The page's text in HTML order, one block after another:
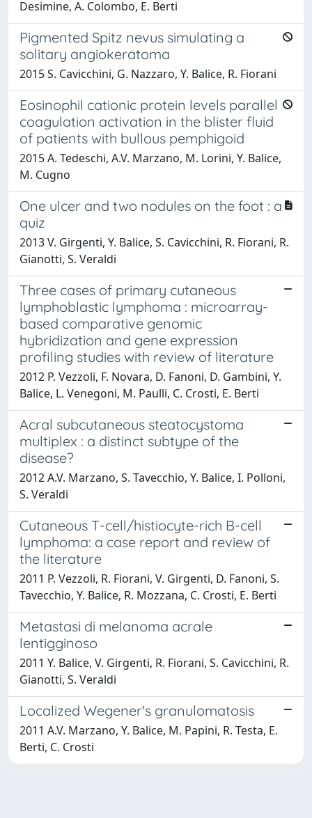
Desimine, A. Colombo, E. Berti
Pigmented Spitz nevus simulating a
solitary angiokeratoma
2015 S. Cavicchini, G. Nazzaro, Y. Balice, R. Fiorani
Eosinophil cationic protein levels parallel
coagulation activation in the blister fluid
of patients with bullous pemphigoid
2015 A. Tedeschi, A.V. Marzano, M. Lorini, Y. Balice,
M. Cugno
One ulcer and two nodules on the foot : a
quiz
2013 V. Girgenti, Y. Balice, S. Cavicchini, R. Fiorani, R.
Gianotti, S. Veraldi
Three cases of primary cutaneous
lymphoblastic lymphoma : microarray-
based comparative genomic
hybridization and gene expression
profiling studies with review of literature
2012 P. Vezzoli, F. Novara, D. Fanoni, D. Gambini, Y.
Balice, L. Venegoni, M. Paulli, C. Crosti, E. Berti
Acral subcutaneous steatocystoma
multiplex : a distinct subtype of the
disease?
2012 A.V. Marzano, S. Tavecchio, Y. Balice, I. Polloni,
S. Veraldi
Cutaneous T-cell/histiocyte-rich B-cell
lymphoma: a case report and review of
the literature
2011 P. Vezzoli, R. Fiorani, V. Girgenti, D. Fanoni, S.
Tavecchio, Y. Balice, R. Mozzana, C. Crosti, E. Berti
Metastasi di melanoma acrale
lentigginoso
2011 Y. Balice, V. Girgenti, R. Fiorani, S. Cavicchini, R.
Gianotti, S. Veraldi
Localized Wegener's granulomatosis
2011 A.V. Marzano, Y. Balice, M. Papini, R. Testa, E.
Berti, C. Crosti